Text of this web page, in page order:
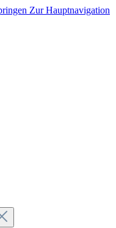
Zur Hauptnavigation